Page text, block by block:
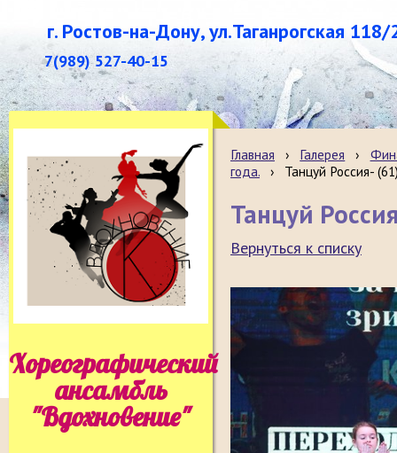
г. Ростов-на-Дону, ул.Таганрогская 118/
7(989) 527-40-15
Хореографический
ансамбль
"Вдохновение"
Главная › Галерея ›
года. › Танцуй Россия-
Танцуй
Вернуться к списку